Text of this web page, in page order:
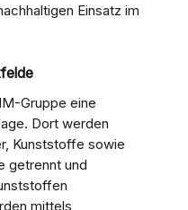
Einsatz im
Gruppe eine
Dort werden
Kunststoffe sowie
getrennt und
mittels